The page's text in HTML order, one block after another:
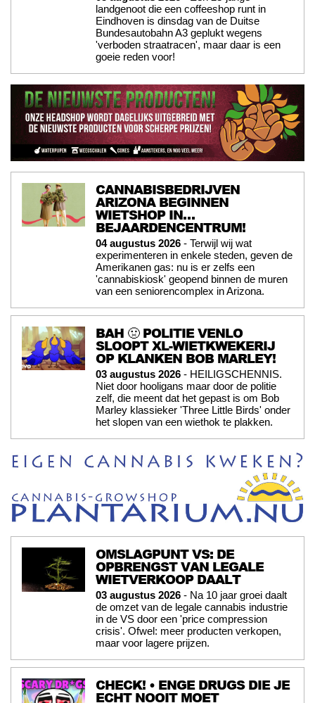
landgenoot die een coffeeshop runt in
Eindhoven is dinsdag van de Duitse
Bundesautobahn A3 geplukt wegens
'verboden straatracen', maar daar is een
goeie reden voor!
CANNABISBEDRIJVEN
ARIZONA BEGINNEN
WIETSHOP IN…
BEJAARDENCENTRUM!
04 augustus 2026 - Terwijl wij wat
experimenteren in enkele steden, geven de
Amerikanen gas: nu is er zelfs een
'cannabiskiosk' geopend binnen de muren
van een seniorencomplex in Arizona.
BAH 🤢 POLITIE VENLO
SLOOPT XL-WIETKWEKERIJ
OP KLANKEN BOB MARLEY!
03 augustus 2026 - HEILIGSCHENNIS.
Niet door hooligans maar door de politie
zelf, die meent dat het gepast is om Bob
Marley klassieker 'Three Little Birds' onder
het slopen van een wiethok te plakken.
OMSLAGPUNT VS: DE
OPBRENGST VAN LEGALE
WIETVERKOOP DAALT
03 augustus 2026 - Na 10 jaar groei daalt
de omzet van de legale cannabis industrie
in de VS door een 'price compression
crisis'. Ofwel: meer producten verkopen,
maar voor lagere prijzen.
CHECK! • ENGE DRUGS DIE JE
ECHT NOOIT MOET